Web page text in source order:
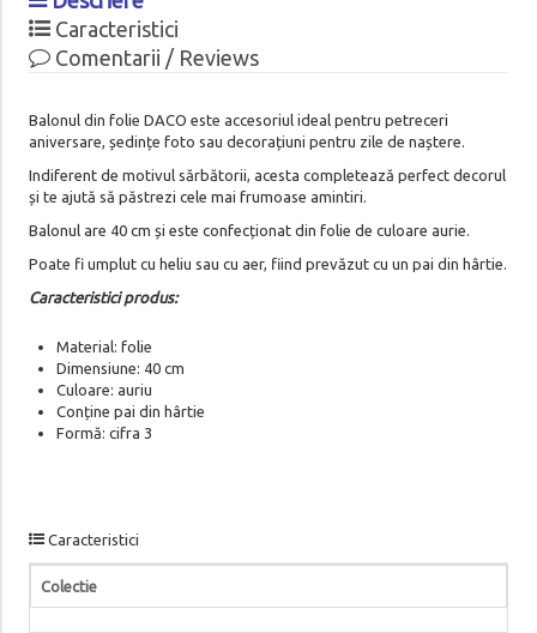
Caracteristici
Comentarii / Reviews
Balonul din folie DACO este accesoriul ideal pentru petreceri
aniversare, ședințe foto sau decorațiuni pentru zile de naștere.
Indiferent de motivul sărbătorii, acesta completează perfect decorul
și te ajută să păstrezi cele mai frumoase amintiri.
Balonul are 40 cm și este confecționat din folie de culoare aurie.
Poate fi umplut cu heliu sau cu aer, fiind prevăzut cu un pai din hârtie.
Caracteristici produs:
Material: folie
Dimensiune: 40 cm
Culoare: auriu
Conține pai din hârtie
Formă: cifra 3
Caracteristici
Colectie